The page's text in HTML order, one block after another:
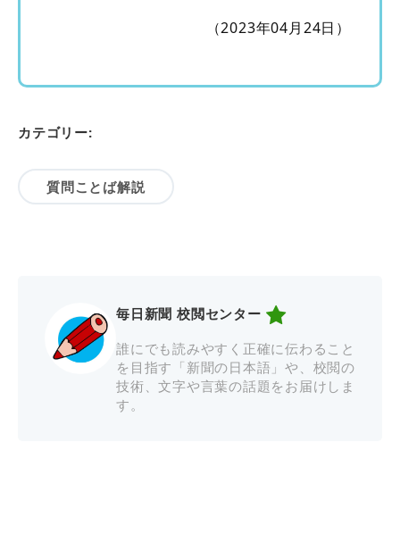
（2023年04月24日）
カテゴリー:
質問ことば解説
毎日新聞 校閲センター
誰にでも読みやすく正確に伝わること
を目指す「新聞の日本語」や、校閲の
技術、文字や言葉の話題をお届けしま
す。